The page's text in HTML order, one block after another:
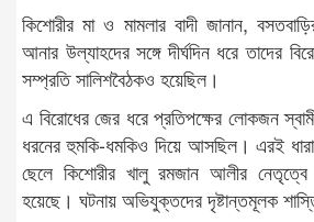
কিশোরীর মা ও মামলার বাদী জানান,
আনার উল্যাহদের সঙ্গে দীর্ঘদিন ধরে তাদের
সম্প্রতি সালিশবৈঠকও হয়েছিল।
এ বিরোধের জের ধরে প্রতিপক্ষের লোকজন
ধরনের হুমকি-ধমকিও দিয়ে আসছিল। এরই
ছেলে কিশোরীর খালু রমজান আলীর নেতৃত্বে
হয়েছে। ঘটনায় অভিযুক্তদের দৃষ্টান্তমূলক